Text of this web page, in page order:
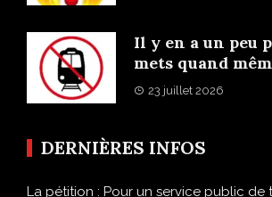
Il y en a un peu
mets quand
23 juillet 2026
DERNIÈRES INFOS
La pétition : Pour un service public de